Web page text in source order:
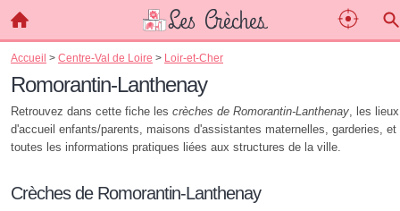
Accueil > Centre-Val de Loire > Loir-et-Cher
Romorantin-Lanthenay
Retrouvez dans cette fiche les crèches de Romorantin-Lanthenay, les lieux
d'accueil enfants/parents, maisons d'assistantes maternelles, garderies, et
toutes les informations pratiques liées aux structures de la ville.
Crèches de Romorantin-Lanthenay